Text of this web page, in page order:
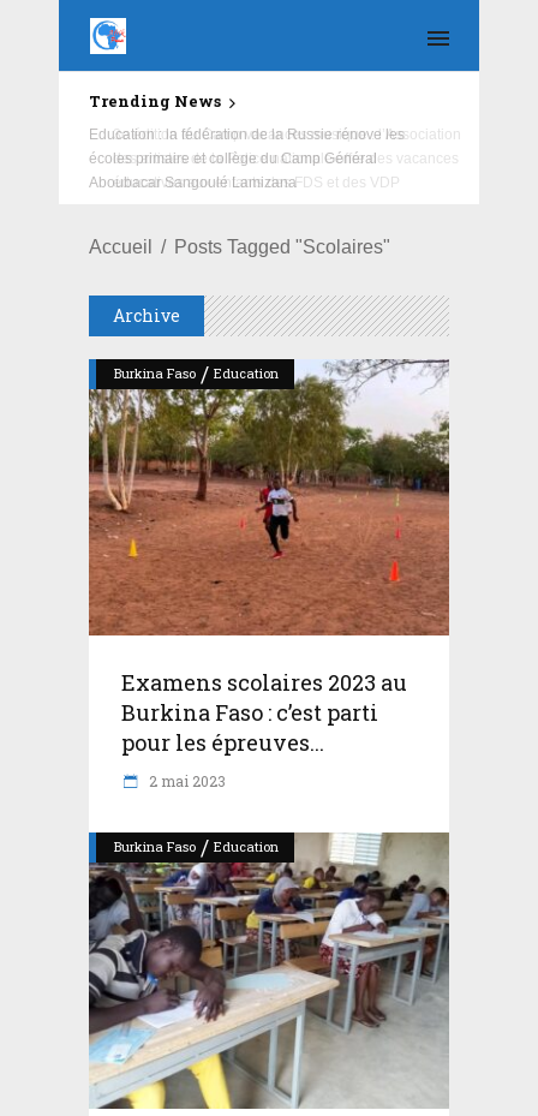
Trending News
Education : la fédération de la Russie rénove les
écoles primaire et collège du Camp Général
Aboubacar Sangoulé Lamizana
Accueil Posts Tagged "Scolaires"
Archive
Burkina Faso / Education
Examens scolaires 2023 au
Burkina Faso : c’est parti
pour les épreuves...
2 mai 2023
Burkina Faso / Education